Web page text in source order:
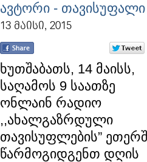
ავტორი - თავისუფალი
13 მაისი, 2015
ხუთშაბათს, 14 მაისს,
საღამოს 9 საათზე
ონლაინ რადიო
,,ახალგაზრდული
თავისუფლების”
წარმოგიდგენთ დღის